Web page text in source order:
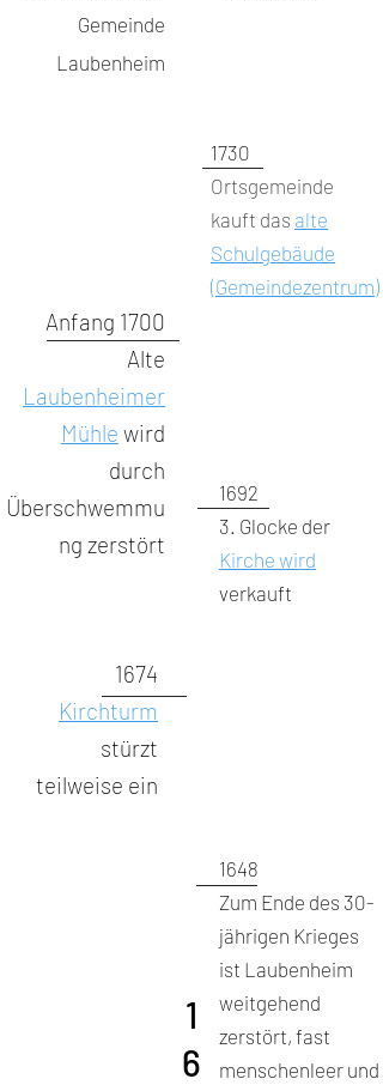
Gemeinde
Laubenheim
Anfang 1700
Alte
Laubenheimer
Mühle wird
durch
Überschwemmu
ng zerstört
1730
Ortsgemeinde
kauft das alte
Schulgebäude
(Gemeindezentrum)
1692
3. Glocke der
Kirche wird
verkauft
1674
Kirchturm
stürzt
teilweise ein
1648
Zum Ende des 30-
jährigen Krieges
ist Laubenheim
weitgehend
zerstört, fast
menschenleer und
1
6